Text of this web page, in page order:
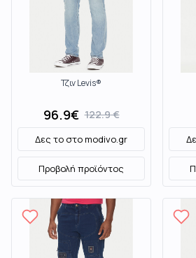
Τζιν Levis®
96.9€ 122.9€
Δες το στοmodivo.gr
Προβολή προϊόντος